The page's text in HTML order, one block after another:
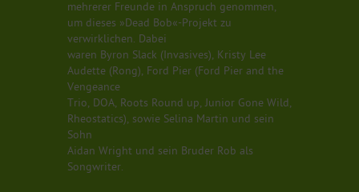
mehrerer Freunde in Anspruch genommen,
um dieses »Dead Bob«-Projekt zu
verwirklichen. Dabei
waren Byron Slack (Invasives), Kristy Lee
Audette (Rong), Ford Pier (Ford Pier and the
Vengeance
Trio, DOA, Roots Round up, Junior Gone Wild,
Rheostatics), sowie Selina Martin und sein
Sohn
Aidan Wright und sein Bruder Rob als
Songwriter.